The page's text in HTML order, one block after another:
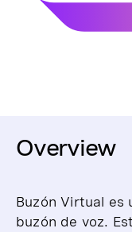
Overview
Buzón Virtual es
buzón de voz.